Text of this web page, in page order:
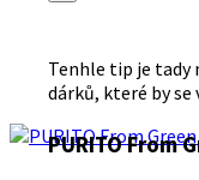
Tenhle tip je tady
dárků, které by
PURITO From